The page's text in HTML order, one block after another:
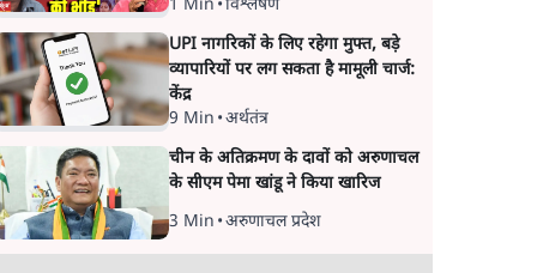
1 Min •विश्लेषण
UPI नागरिकों के लिए रहेगा मुफ्त, बड़े
व्यापारियों पर लग सकता है मामूली चार्ज:
केंद्र
9 Min •अर्थतंत्र
चीन के अतिक्रमण के दावों को अरुणाचल
के सीएम पेमा खांडू ने किया खारिज
3 Min •अरुणाचल प्रदेश